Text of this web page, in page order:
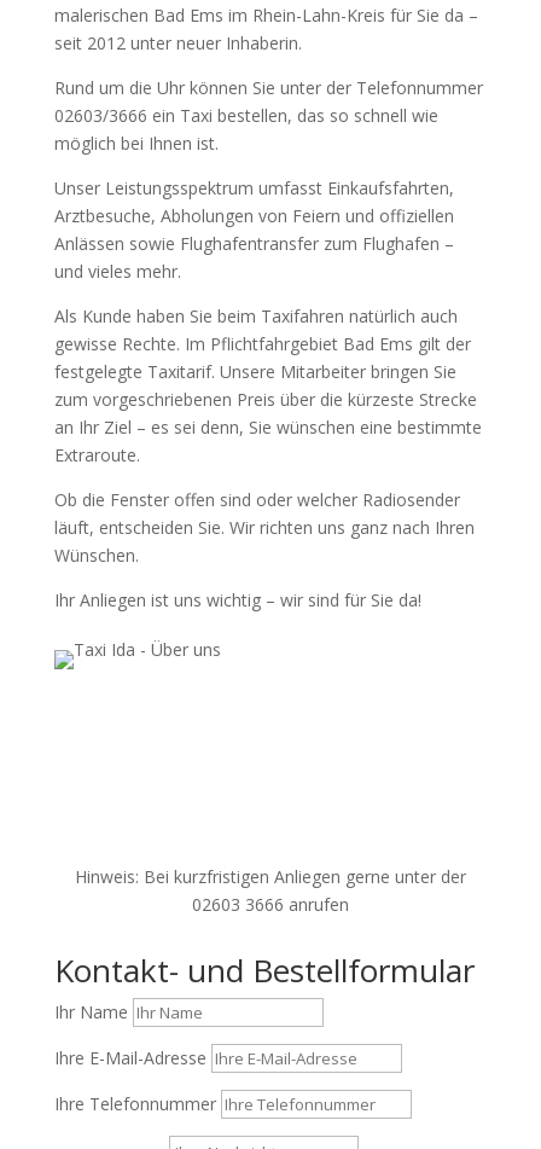
malerischen Bad Ems im Rhein-Lahn-Kreis für Sie da –
seit 2012 unter neuer Inhaberin.
Rund um die Uhr können Sie unter der Telefonnummer
02603/3666 ein Taxi bestellen, das so schnell wie
möglich bei Ihnen ist.
Unser Leistungsspektrum umfasst Einkaufsfahrten,
Arztbesuche, Abholungen von Feiern und offiziellen
Anlässen sowie Flughafentransfer zum Flughafen –
und vieles mehr.
Als Kunde haben Sie beim Taxifahren natürlich auch
gewisse Rechte. Im Pflichtfahrgebiet Bad Ems gilt der
festgelegte Taxitarif. Unsere Mitarbeiter bringen Sie
zum vorgeschriebenen Preis über die kürzeste Strecke
an Ihr Ziel – es sei denn, Sie wünschen eine bestimmte
Extraroute.
Ob die Fenster offen sind oder welcher Radiosender
läuft, entscheiden Sie. Wir richten uns ganz nach Ihren
Wünschen.
Ihr Anliegen ist uns wichtig – wir sind für Sie da!
Hinweis: Bei kurzfristigen Anliegen gerne unter der
02603 3666 anrufen
Kontakt- und Bestellformular
Ihr Name
Ihre E-Mail-Adresse
Ihre Telefonnummer